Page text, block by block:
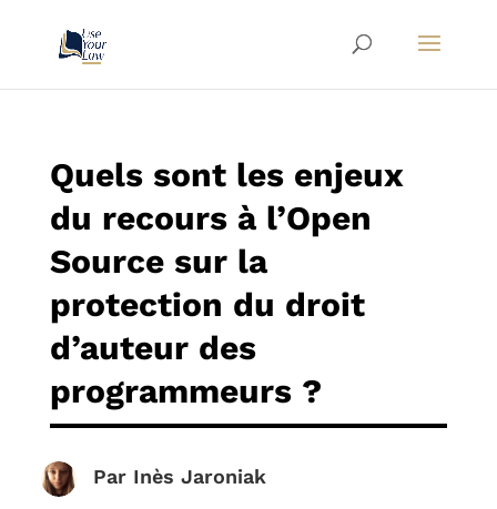
Quels sont les enjeux
du recours à l’Open
Source sur la
protection du droit
d’auteur des
programmeurs ?
Par Inès Jaroniak